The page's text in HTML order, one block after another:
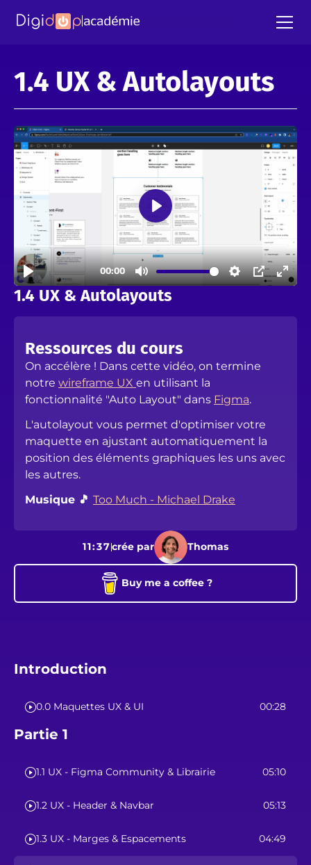
1.4 UX & Autolayouts
1.4 UX & Autolayouts
Ressources du cours
On accélère ! Dans cette vidéo, on termine
notre wireframe UX en utilisant la
fonctionnalité "Auto Layout" dans Figma.
L'autolayout vous permet d'optimiser votre
maquette en ajustant automatiquement la
position des éléments graphiques les uns avec
les autres.
Musique 🎵 Too Much - Michael Drake
11:37crée par Thomas
Buy me a coffee ?
Introduction
0.0 Maquettes UX & UI 00:28
Partie 1
1.1 UX - Figma Community & Librairie 05:10
1.2 UX - Header & Navbar 05:13
1.3 UX - Marges & Espacements 04:49